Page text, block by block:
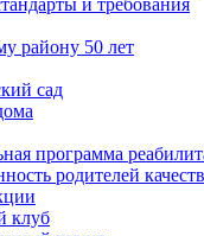
и требования
району 50 лет
сад
программа
родителей
клуб